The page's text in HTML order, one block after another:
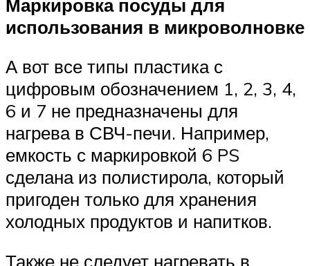
Маркировка посуды для
использования в микроволновке
А вот все типы пластика с
цифровым обозначением 1, 2, 3, 4,
6 и 7 не предназначены для
нагрева в СВЧ-печи. Например,
емкость с маркировкой 6 PS
сделана из полистирола, который
пригоден только для хранения
холодных продуктов и напитков.
Также не следует нагревать в